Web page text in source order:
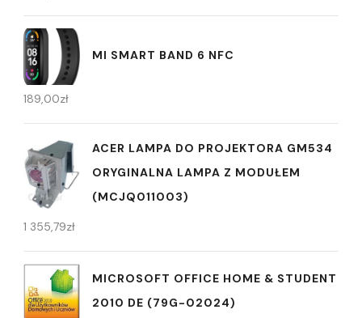
MI SMART BAND 6 NFC
189,00zł
ACER LAMPA DO PROJEKTORA GM534
ORYGINALNA LAMPA Z MODUŁEM
(MCJQ011003)
1 355,79zł
MICROSOFT OFFICE HOME & STUDENT
2010 DE (79G-02024)